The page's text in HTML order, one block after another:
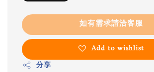
如有需求請洽客服
Add to wishlist
分享